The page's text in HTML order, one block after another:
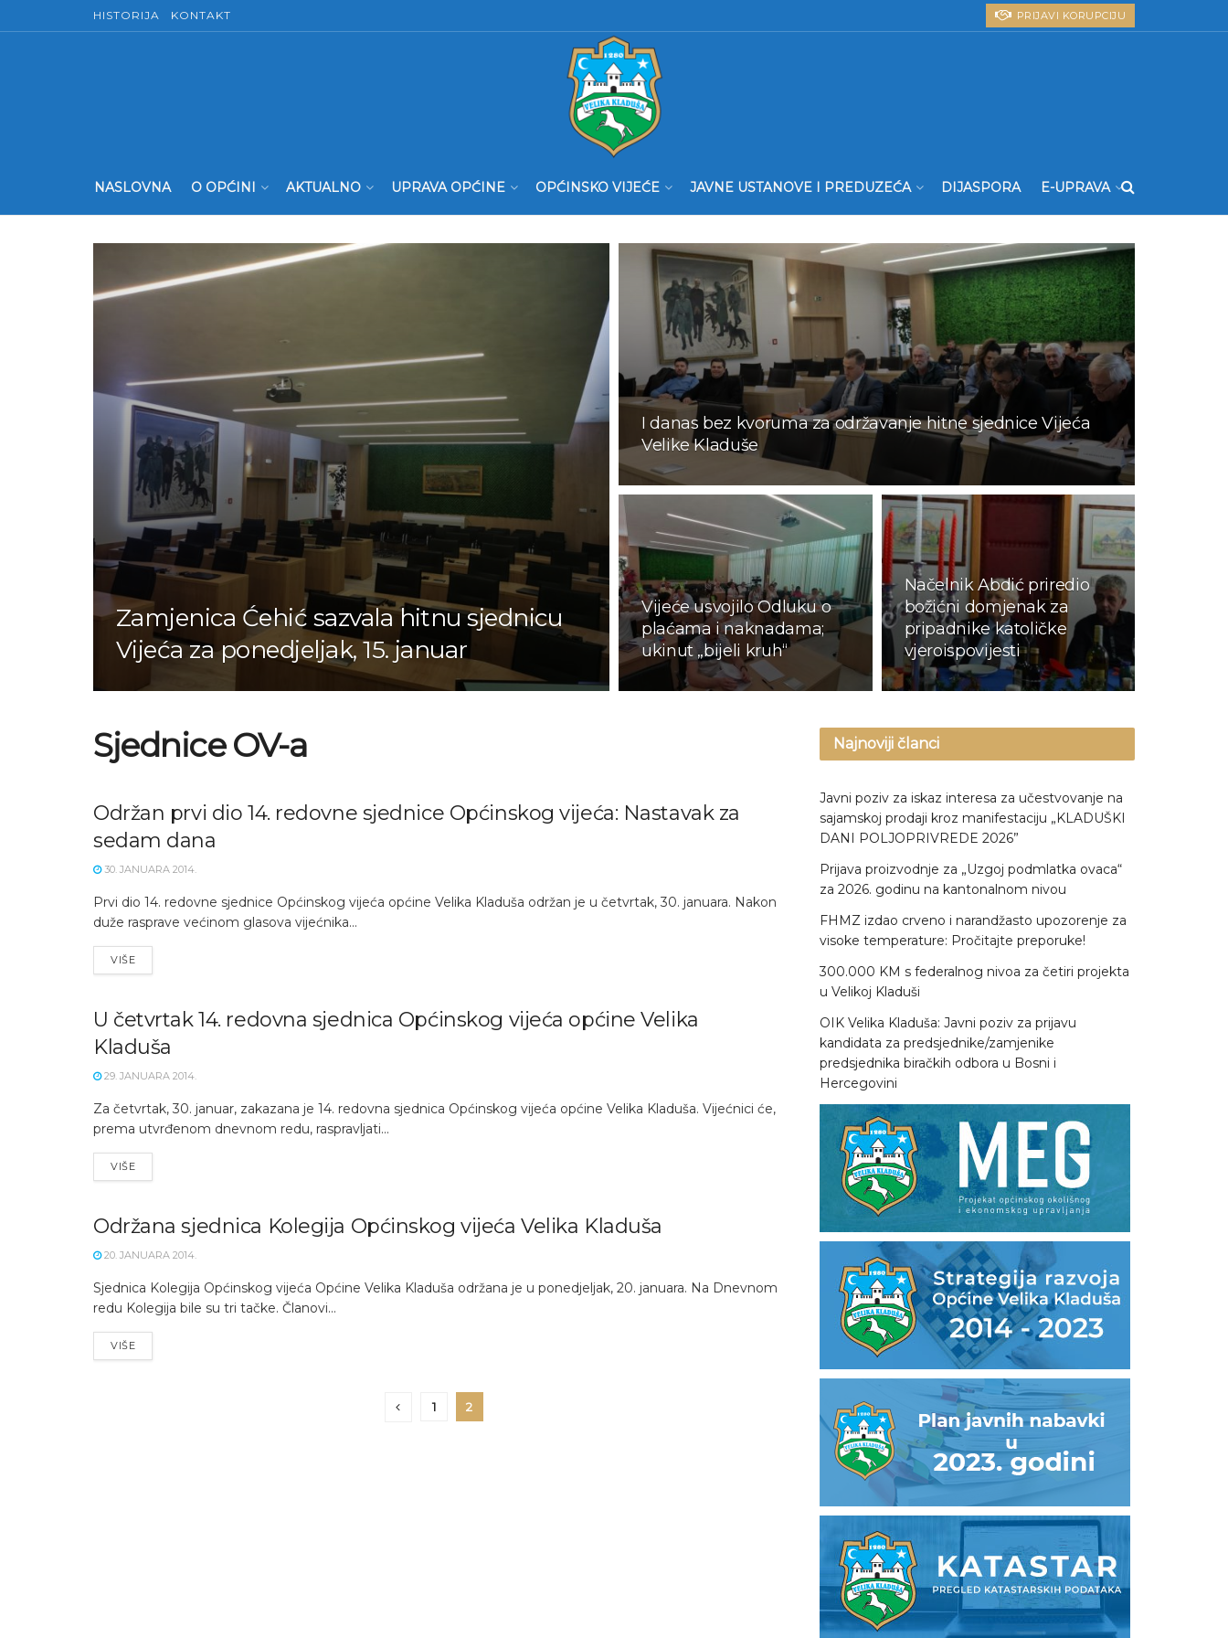
HISTORIJA KONTAKT PRIJAVI KORUPCIJU
NASLOVNA O OPĆINI AKTUALNO UPRAVA OPĆINE OPĆINSKO VIJEĆE JAVNE USTANOVE I PREDUZEĆA DIJASPORA E-UPRAVA
Zamjenica Ćehić sazvala hitnu sjednicu
Vijeća za ponedjeljak, 15. januar
I danas bez kvoruma za održavanje hitne sjednice Vijeća
Velike Kladuše
Vijeće usvojilo Odluku o
plaćama i naknadama;
ukinut „bijeli kruh“
Načelnik Abdić priredio
božićni domjenak za
pripadnike katoličke
vjeroispovijesti
Sjednice OV-a
Održan prvi dio 14. redovne sjednice Općinskog vijeća: Nastavak za
sedam dana
30. JANUARA 2014.
Prvi dio 14. redovne sjednice Općinskog vijeća općine Velika Kladuša održan je u četvrtak, 30. januara. Nakon
duže rasprave većinom glasova vijećnika...
VIŠE
U četvrtak 14. redovna sjednica Općinskog vijeća općine Velika
Kladuša
29. JANUARA 2014.
Za četvrtak, 30. januar, zakazana je 14. redovna sjednica Općinskog vijeća općine Velika Kladuša. Vijećnici će,
prema utvrđenom dnevnom redu, raspravljati...
VIŠE
Održana sjednica Kolegija Općinskog vijeća Velika Kladuša
20. JANUARA 2014.
Sjednica Kolegija Općinskog vijeća Općine Velika Kladuša održana je u ponedjeljak, 20. januara. Na Dnevnom
redu Kolegija bile su tri tačke. Članovi...
VIŠE
1 2
Najnoviji članci
Javni poziv za iskaz interesa za učestvovanje na
sajamskoj prodaji kroz manifestaciju „KLADUŠKI
DANI POLJOPRIVREDE 2026”
Prijava proizvodnje za „Uzgoj podmlatka ovaca“
za 2026. godinu na kantonalnom nivou
FHMZ izdao crveno i narandžasto upozorenje za
visoke temperature: Pročitajte preporuke!
300.000 KM s federalnog nivoa za četiri projekta
u Velikoj Kladuši
OIK Velika Kladuša: Javni poziv za prijavu
kandidata za predsjednike/zamjenike
predsjednika biračkih odbora u Bosni i
Hercegovini